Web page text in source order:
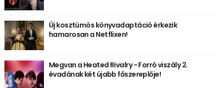
Új kosztümös könyvadaptáció érkezik
hamarosan a Netflixen!
Megvan a Heated Rivalry - Forró viszály 2.
évadának két újabb főszereplője!